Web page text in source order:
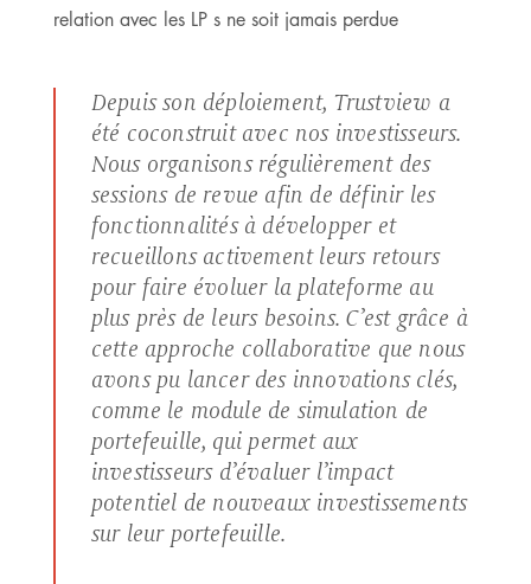
relation avec les LP s ne soit jamais perdue
Depuis son déploiement, Trustview a
été coconstruit avec nos investisseurs.
Nous organisons régulièrement des
sessions de revue afin de définir les
fonctionnalités à développer et
recueillons activement leurs retours
pour faire évoluer la plateforme au
plus près de leurs besoins. C’est grâce à
cette approche collaborative que nous
avons pu lancer des innovations clés,
comme le module de simulation de
portefeuille, qui permet aux
investisseurs d’évaluer l’impact
potentiel de nouveaux investissements
sur leur portefeuille.